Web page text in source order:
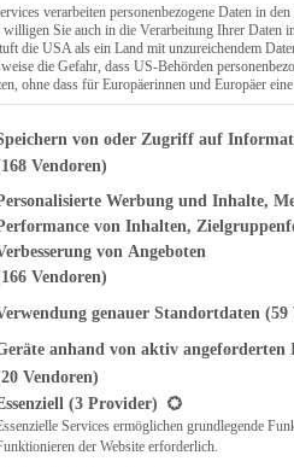
& QUICHES
verarbeiten personenbezogene Daten in
willigen Sie auch in die Verarbeitung Ihrer
die USA als ein Land mit unzureichendem
die Gefahr, dass US-Behörden
ohne dass für Europäerinnen und Europäer
finden Sie eine Liste der Zwecke
von oder Zugriff auf
Vendoren)
Werbung und Inhalte,
von Inhalten,
von Angeboten
Vendoren)
genauer Standortdaten (59
anhand von aktiv
Vendoren)
eine Liste der Service-Gruppen, für die
(3 Provider)
Services ermöglichen grundlegende
der Website erforderlich.